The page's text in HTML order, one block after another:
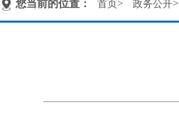
您当前的位置： 首页> 政务公开>